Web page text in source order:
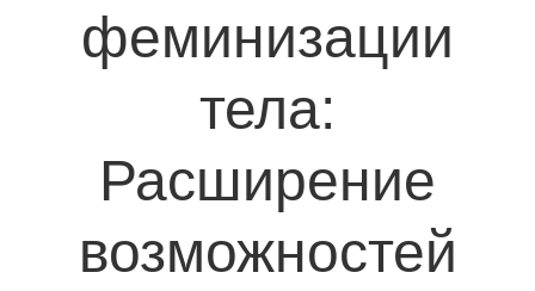
феминизации
тела:
Расширение
возможностей